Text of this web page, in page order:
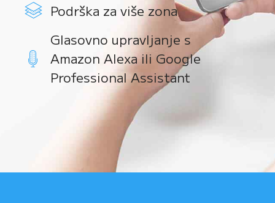
Podrška za više zona
Glasovno upravljanje s
Amazon Alexa ili Google
Professional Assistant